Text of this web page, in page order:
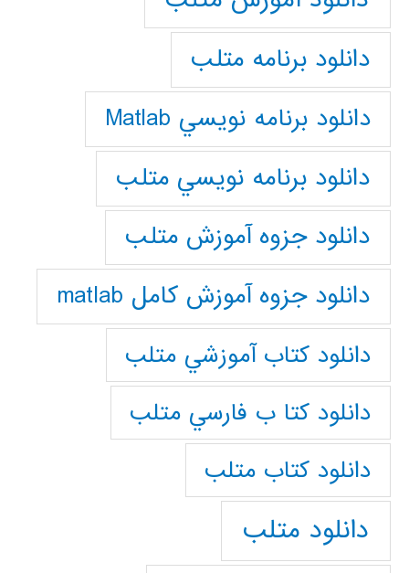
دانلود برنامه متلب
دانلود برنامه نويسي Matlab
دانلود برنامه نويسي متلب
دانلود جزوه آموزش متلب
دانلود جزوه آموزش کامل matlab
دانلود كتاب آموزشي متلب
دانلود كتا ب فارسي متلب
دانلود كتاب متلب
دانلود متلب